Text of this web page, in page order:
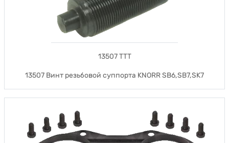
13507 TTT
13507 Винт резьбовой суппорта KNORR SB6,SB7,SK7